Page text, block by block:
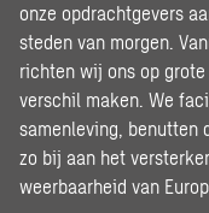
onze opdrachtgevers
steden van morgen.
richten wij ons op
verschil maken. We
samenleving, benutten
zo bij aan het
weerbaarheid van